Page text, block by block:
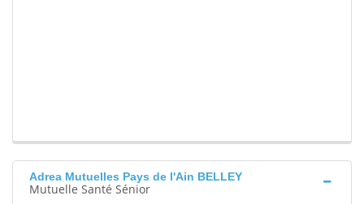
Adrea Mutuelles Pays de l'Ain BELLEY
Mutuelle Santé Sénior